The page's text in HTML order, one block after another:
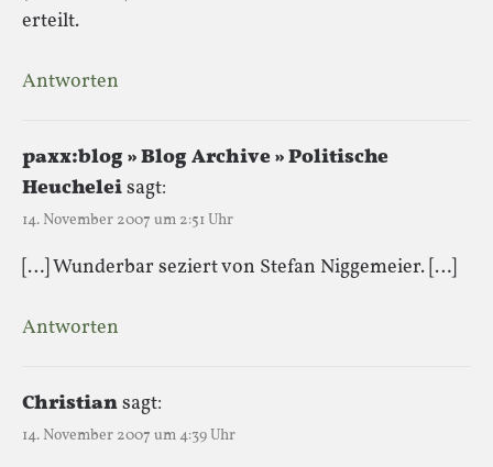
erteilt.
Antworten
paxx:blog » Blog Archive » Politische
Heucheleisagt:
14. November 2007 um 2:51 Uhr
[…] Wunderbar seziert von Stefan Niggemeier. […]
Antworten
Christiansagt:
14. November 2007 um 4:39 Uhr